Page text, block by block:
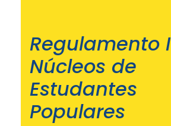
Regulamento I
Núcleos de
Estudantes
Populares